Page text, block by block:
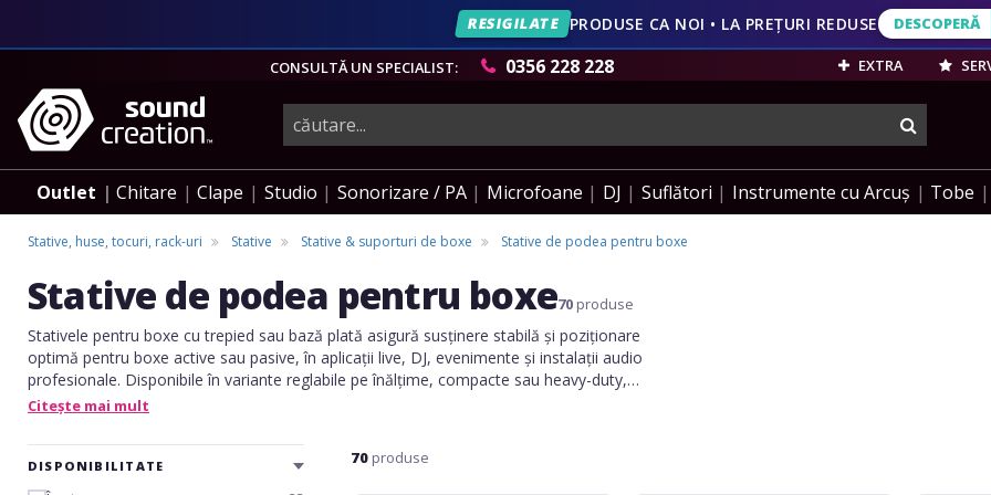
VEZI
RESIGILATE PRODUSE CA NOI • LA PREȚURI REDUSE DESCOPERĂ
ANIVERSARĂ 20 DE ANI • REDUCERI PÂNĂ LA 49% DESCOPERĂ
CONSULTĂ UN SPECIALIST: 0356 228 228 EXTRA
instrumente
muzicale,
echipamente
pro-
audio
Outlet Chitare Clape Studio Sonorizare / PA Microfoane DJ Suflători Instrumente cu Arcuș Tobe
Stative, huse, tocuri, rack-uri Stative Stative & suporturi de boxe Stative de podea pentru boxe
Stative de podea pentru boxe70produse
Stativele pentru boxe cu trepied sau bază plată asigură susținere stabilă și poziționare
optimă pentru boxe active sau pasive, în aplicații live, DJ, evenimente și instalații audio
profesionale. Disponibile în variante reglabile pe înălțime, compacte sau heavy-duty,
aceste stative oferă siguranță, portabilitate și adaptabilitate pentru orice tip de setup
Citește mai mult
DISPONIBILITATE 70 produse